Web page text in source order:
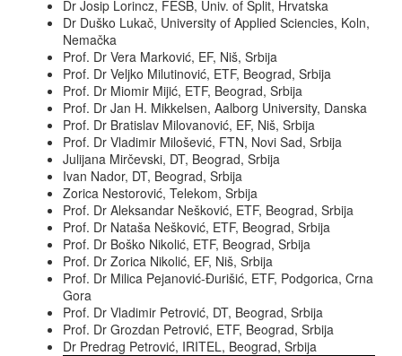
Dr Josip Lorincz, FESB, Univ. of Split, Hrvatska
Dr Duško Lukač, University of Applied Sciencies, Koln,
Nemačka
Prof. Dr Vera Marković, EF, Niš, Srbija
Prof. Dr Veljko Milutinović, ETF, Beograd, Srbija
Prof. Dr Miomir Mijić, ETF, Beograd, Srbija
Prof. Dr Jan H. Mikkelsen, Aalborg University, Danska
Prof. Dr Bratislav Milovanović, EF, Niš, Srbija
Prof. Dr Vladimir Milošević, FTN, Novi Sad, Srbija
Julijana Mirčevski, DT, Beograd, Srbija
Ivan Nador, DT, Beograd, Srbija
Zorica Nestorović, Telekom, Srbija
Prof. Dr Aleksandar Nešković, ETF, Beograd, Srbija
Prof. Dr Nataša Nešković, ETF, Beograd, Srbija
Prof. Dr Boško Nikolić, ETF, Beograd, Srbija
Prof. Dr Zorica Nikolić, EF, Niš, Srbija
Prof. Dr Milica Pejanović-Đurišić, ETF, Podgorica, Crna
Gora
Prof. Dr Vladimir Petrović, DT, Beograd, Srbija
Prof. Dr Grozdan Petrović, ETF, Beograd, Srbija
Dr Predrag Petrović, IRITEL, Beograd, Srbija